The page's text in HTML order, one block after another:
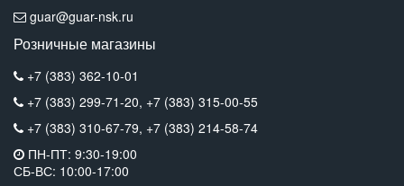
guar@guar-nsk.ru
Розничные магазины
+7 (383) 362-10-01
+7 (383) 299-71-20, +7 (383) 315-00-55
+7 (383) 310-67-79, +7 (383) 214-58-74
ПН-ПТ: 9:30-19:00
СБ-ВС: 10:00-17:00